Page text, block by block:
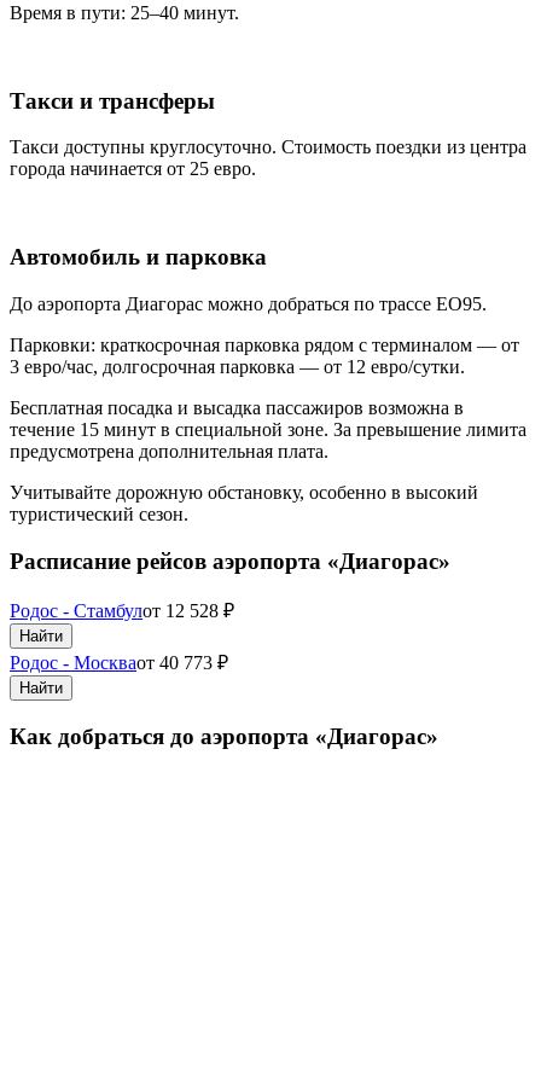
Время в пути: 25–40 минут.
Такси и трансферы
Такси доступны круглосуточно. Стоимость поездки из центра
города начинается от 25 евро.
Автомобиль и парковка
До аэропорта Диагорас можно добраться по трассе EO95.
Парковки: краткосрочная парковка рядом с терминалом — от
3 евро/час, долгосрочная парковка — от 12 евро/сутки.
Бесплатная посадка и высадка пассажиров возможна в
течение 15 минут в специальной зоне. За превышение лимита
предусмотрена дополнительная плата.
Учитывайте дорожную обстановку, особенно в высокий
туристический сезон.
Расписание рейсов аэропорта «Диагорас»
Родос - Стамбулот 12 528 ₽
Найти
Родос - Москваот 40 773 ₽
Найти
Как добраться до аэропорта «Диагорас»